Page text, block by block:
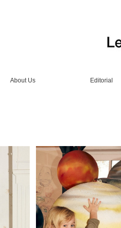
About Us Editorial